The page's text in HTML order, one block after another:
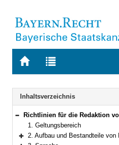
Zur
BAYERN.RECHT
Zur
letzten
Suche
Navigation
Inhaltsverzeichnis
Bereich reduzieren
Richtlinien für die Redaktion
1. Geltungsbereich
Bereich erweitern
2. Aufbau und Bestandteile von